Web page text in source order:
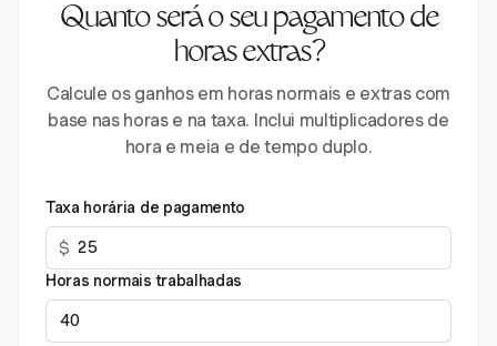
Quanto será o seu pagamento de
horas extras?
Calcule os ganhos em horas normais e extras com
base nas horas e na taxa. Inclui multiplicadores de
hora e meia e de tempo duplo.
Taxa horária de pagamento
$
Horas normais trabalhadas